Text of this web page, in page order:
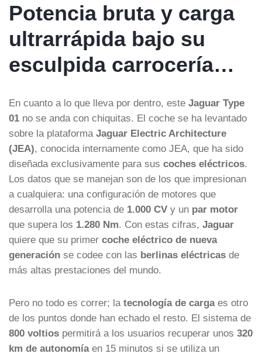
Potencia bruta y carga
ultrarrápida bajo su
esculpida carrocería…
En cuanto a lo que lleva por dentro, este Jaguar Type
01 no se anda con chiquitas. El coche se ha levantado
sobre la plataforma Jaguar Electric Architecture
(JEA), conocida internamente como JEA, que ha sido
diseñada exclusivamente para sus coches eléctricos.
Los datos que se manejan son de los que impresionan
a cualquiera: una configuración de motores que
desarrolla una potencia de 1.000 CV y un par motor
que supera los 1.280 Nm. Con estas cifras, Jaguar
quiere que su primer coche eléctrico de nueva
generación se codee con las berlinas eléctricas de
más altas prestaciones del mundo.
Pero no todo es correr; la tecnología de cargaes otro
de los puntos donde han echado el resto. El sistema de
800 voltios permitirá a los usuarios recuperar unos 320
km de autonomíaen 15 minutos si se utiliza un